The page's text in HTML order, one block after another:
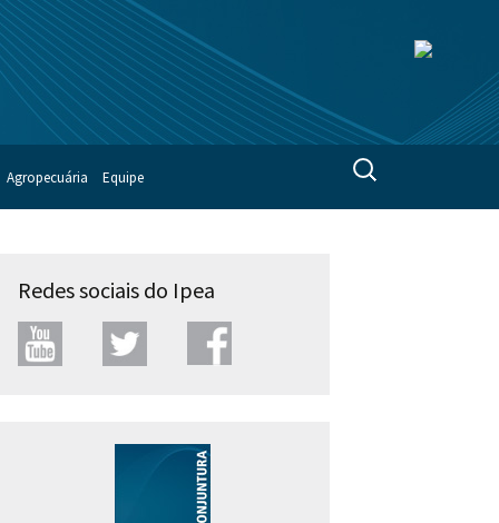
Agropecuária Equipe
Pesquisar
por:
Redes sociais do Ipea